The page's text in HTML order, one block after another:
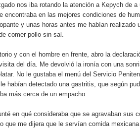
nos iba rotando la atención a Kepych de
encontraba en las mejores condiciones de
y unas horas antes me habían realizado
comer pollo sin sal.
y con el hombre en frente, abro la
del día. Me devolvió la ironía con una
No le gustaba el menú del Servicio
habían detectado una gastritis, que según
más cerca de un empacho.
en qué consideraba que se agravaban sus
que me dijera que le servían comida mexicana